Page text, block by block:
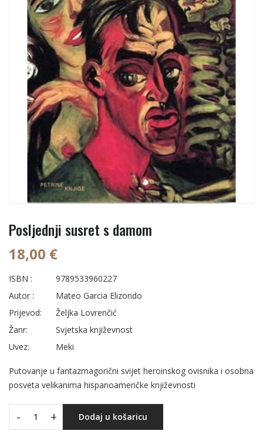
Posljednji susret s damom
18,00 €
ISBN :
9789533960227
Autor :
Mateo Garcia Elizondo
Prijevod:
Željka Lovrenčić
Žanr:
Svjetska književnost
Uvez:
Meki
Putovanje u fantazmagorični svijet heroinskog ovisnika i osobna
posveta velikanima hispanoameričke književnosti
- + Dodaj u košaricu